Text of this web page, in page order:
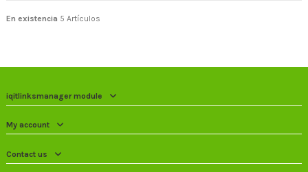
En existencia 5 Artículos
iqitlinksmanager module
My account
Contact us